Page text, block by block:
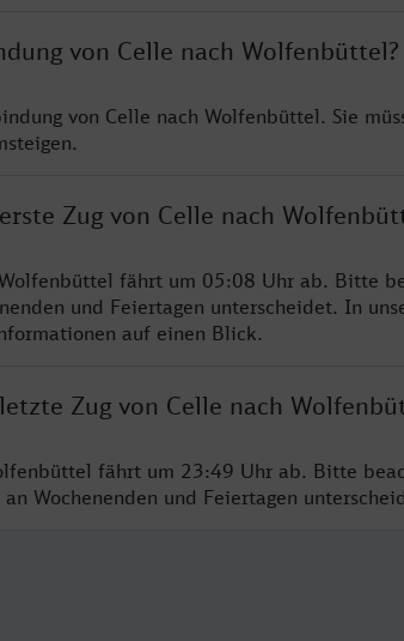
von Celle nach Wolfenbüttel?
von Celle nach Wolfenbüttel. Sie
Zug von Celle nach
fährt um 05:08 Uhr ab. Bitte
und Feiertagen unterscheidet. In
auf einen Blick.
Zug von Celle nach
fährt um 23:49 Uhr ab. Bitte
Wochenenden und Feiertagen